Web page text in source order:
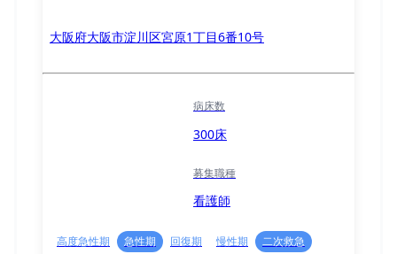
大阪府大阪市淀川区宮原1丁目6番10号
病床数
300床
募集職種
看護師
高度急性期 急性期 回復期 慢性期
二次救急